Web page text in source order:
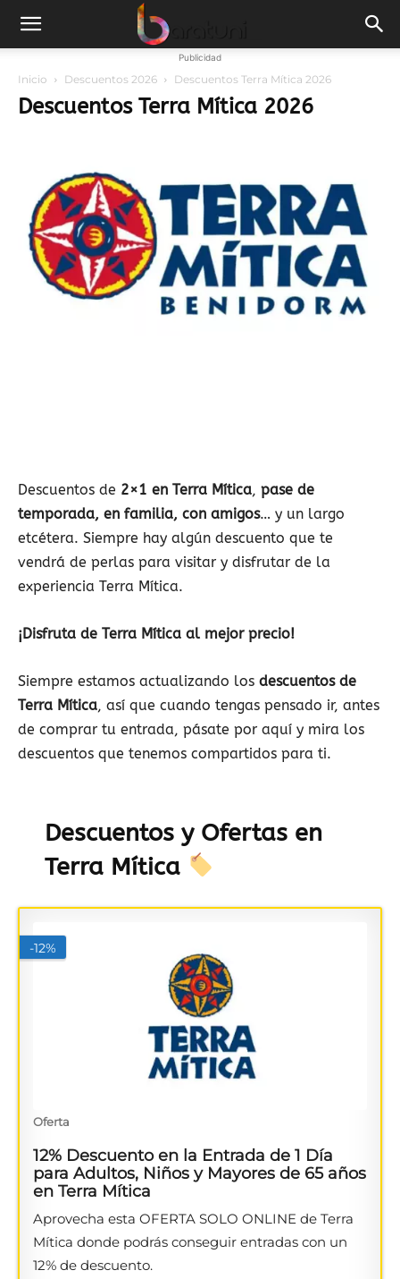
Publicidad
Inicio Descuentos 2026 Descuentos Terra Mítica 2026
Descuentos Terra Mítica 2026
Descuentos de 2×1 en Terra Mítica, pase de
temporada, en familia, con amigos… y un largo
etcétera. Siempre hay algún descuento que te
vendrá de perlas para visitar y disfrutar de la
experiencia Terra Mítica.
¡Disfruta de Terra Mítica al mejor precio!
Siempre estamos actualizando los descuentos de
Terra Mítica, así que cuando tengas pensado ir, antes
de comprar tu entrada, pásate por aquí y mira los
descuentos que tenemos compartidos para ti.
Descuentos y Ofertas en
Terra Mítica
-12%
Oferta
12% Descuento en la Entrada de 1 Día
para Adultos, Niños y Mayores de 65 años
en Terra Mítica
Aprovecha esta OFERTA SOLO ONLINE de Terra
Mítica donde podrás conseguir entradas con un
12% de descuento.